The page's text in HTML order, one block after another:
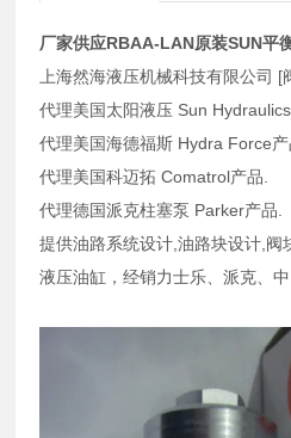
厂家供应RBAA-LAN原装SUN平
上海然海液压机械科技有限公司 [
代理美国太阳液压 Sun Hydraulics
代理美国海德福斯 Hydra Force产
代理美国科迈拓 Comatrol产品.
代理德国派克柱塞泵 Parker产品.
提供油路系统设计,油路块设计,阀
液压油缸，经销力士乐、派克、